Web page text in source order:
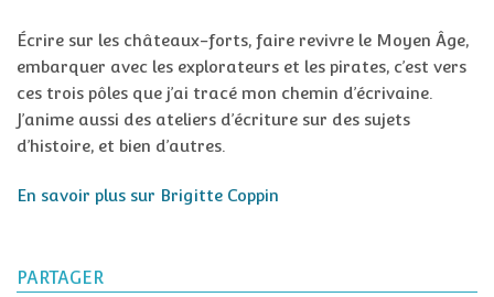
Écrire sur les châteaux-forts, faire revivre le Moyen Âge,
embarquer avec les explorateurs et les pirates, c’est vers
ces trois pôles que j’ai tracé mon chemin d’écrivaine.
J’anime aussi des ateliers d’écriture sur des sujets
d’histoire, et bien d’autres.
En savoir plus sur Brigitte Coppin
PARTAGER